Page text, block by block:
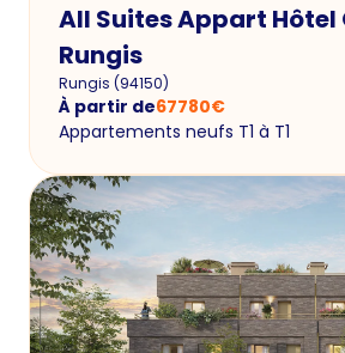
All Suites Appart Hôtel
Rungis
Rungis (94150)
À partir de67780€
Appartements neufs T1 à T1